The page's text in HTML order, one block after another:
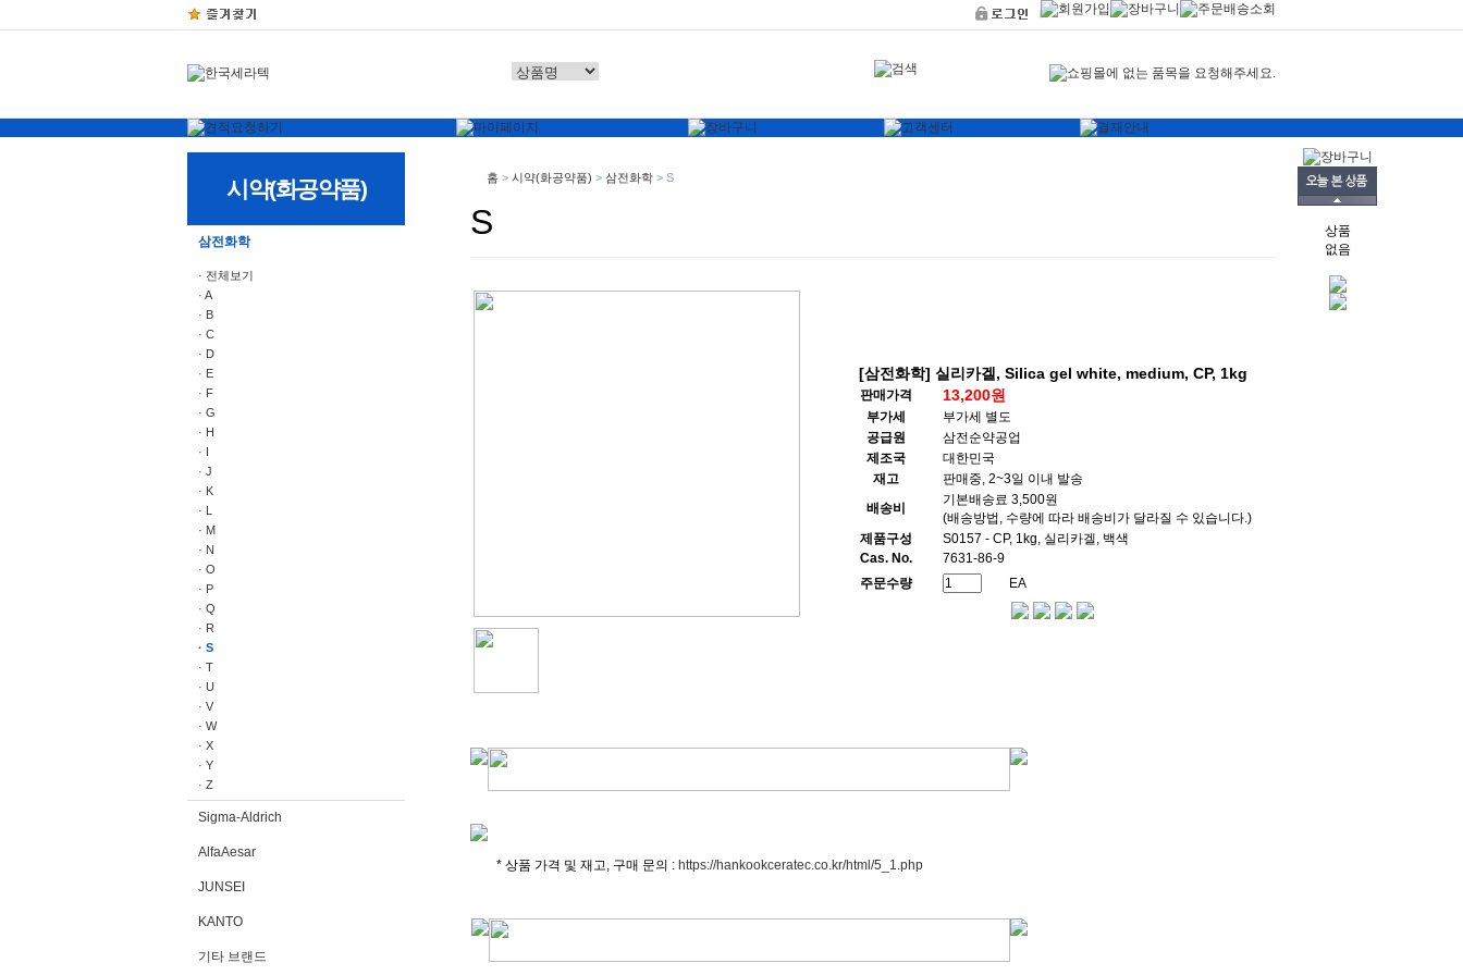
시약(화공약품)
삼전화학
· 전체보기
· A
· B
· C
· D
· E
· F
· G
· H
· I
· J
· K
· L
· M
· N
· O
· P
· Q
· R
· S
· T
· U
· V
· W
· X
· Y
· Z
Sigma-Aldrich
AlfaAesar
JUNSEI
KANTO
기타 브랜드
홈 > 시약(화공약품) > 삼전화학 > S
S
[삼전화학] 실리카겔, Silica gel white, medium, CP, 1kg
판매가격 13,200원
부가세
부가세 별도
공급원
삼전순약공업
제조국
대한민국
재고
판매중, 2~3일 이내 발송
배송비
기본배송료 3,500원
(배송방법, 수량에 따라 배송비가 달라질 수 있습니다.)
제품구성
S0157 - CP, 1kg, 실리카겔, 백색
Cas. No.
7631-86-9
주문수량
EA
* 상품 가격 및 재고, 구매 문의 : https://hankookceratec.co.kr/html/5_1.php
상품
없음